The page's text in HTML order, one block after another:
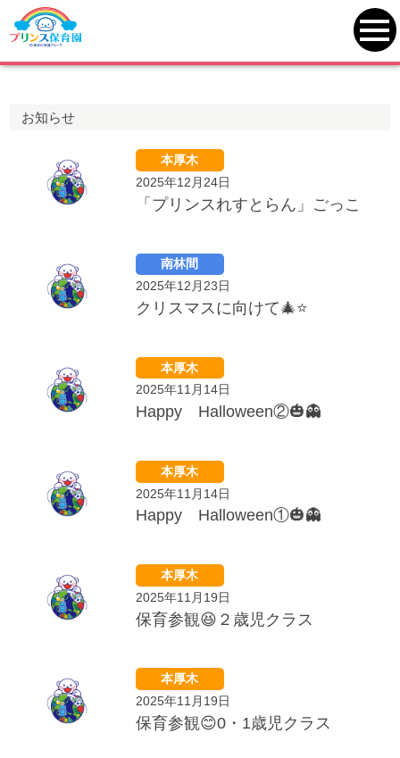
プリンス保育園
お知らせ
本厚木
2025年12月24日
「プリンスれすとらん」ごっこ
南林間
2025年12月23日
クリスマスに向けて🎄⭐
本厚木
2025年11月14日
Happy Halloween②🎃👻
本厚木
2025年11月14日
Happy Halloween①🎃👻
本厚木
2025年11月19日
保育参観😆２歳児クラス
本厚木
2025年11月19日
保育参観😊0・1歳児クラス